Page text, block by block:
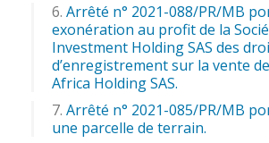
Arrêté n° 2021-088/PR/MB
exonération au profit de la
Investment Holding SAS des
d’enregistrement sur la vente
Africa Holding SAS.
Arrêté n° 2021-085/PR/MB
une parcelle de terrain.